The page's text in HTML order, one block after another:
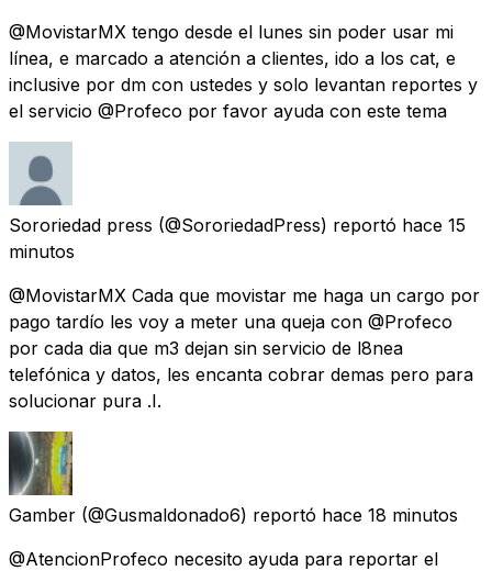
@MovistarMX tengo desde el lunes sin poder usar mi
línea, e marcado a atención a clientes, ido a los cat, e
inclusive por dm con ustedes y solo levantan reportes y
el servicio @Profeco por favor ayuda con este tema
Sororiedad press (@SororiedadPress) reportó hace 15
minutos
@MovistarMX Cada que movistar me haga un cargo por
pago tardío les voy a meter una queja con @Profeco
por cada dia que m3 dejan sin servicio de l8nea
telefónica y datos, les encanta cobrar demas pero para
solucionar pura .I.
Gamber (@Gusmaldonado6) reportó hace 18 minutos
@AtencionProfeco necesito ayuda para reportar el